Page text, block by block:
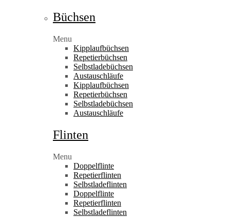
Büchsen
Menu
Kipplaufbüchsen
Repetierbüchsen
Selbstladebüchsen
Austauschläufe
Kipplaufbüchsen
Repetierbüchsen
Selbstladebüchsen
Austauschläufe
Flinten
Menu
Doppelflinte
Repetierflinten
Selbstladeflinten
Doppelflinte
Repetierflinten
Selbstladeflinten